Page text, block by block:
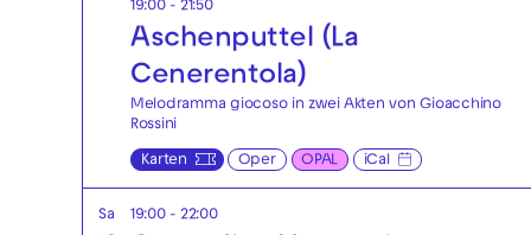
19:00 - 21:50
Aschenputtel (La
Cenerentola)
Melodramma giocoso in zwei Akten von Gioacchino
Rossini
Karten Oper OPAL iCal
Sa 19:00 - 22:00